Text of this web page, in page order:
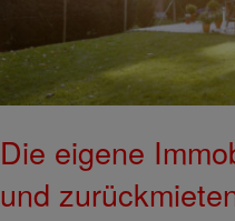
Die eigene
und